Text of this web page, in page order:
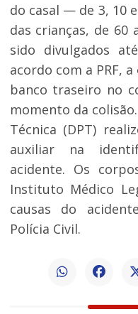
do casal — de 3, 10
das crianças, de 60
sido divulgados
acordo com a PRF,
banco traseiro no
momento da
Técnica (DPT)
auxiliar na
acidente. Os
Instituto Médico
causas do
Polícia Civil.